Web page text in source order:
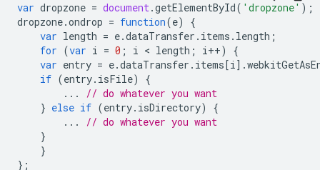
var dropzone = document.getElementById( 'dropzone' );
dropzone.ondrop = function(e)
{
var length = e.dataTransfer . items . length ;
for (var i = 0 ; i < length ; i++)
{
var entry = e.dataTransfer . items[i].
if (entry. isFile)
{
...
// do whatever you want
} else if (entry. isDirectory)
{
...
// do whatever you want
}
}
};